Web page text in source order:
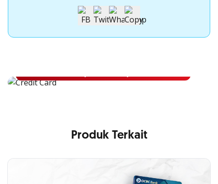
Apply Kartu Kredit OCBC NISP
Produk Terkait